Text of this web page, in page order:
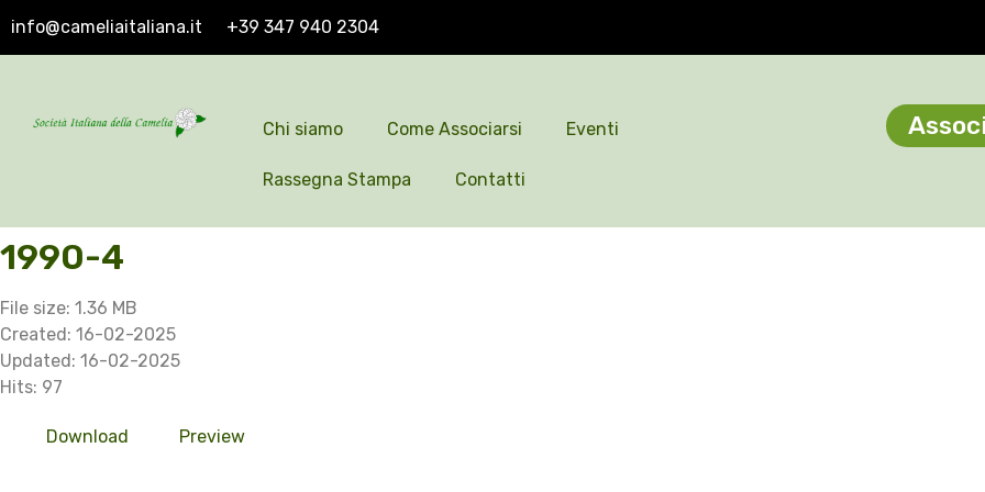
info@cameliaitaliana.it +39 347 940 2304
Chi siamo Come Associarsi Eventi
Rassegna Stampa Contatti
1990-4
File size: 1.36 MB
Created: 16-02-2025
Updated: 16-02-2025
Hits: 97
Download Preview